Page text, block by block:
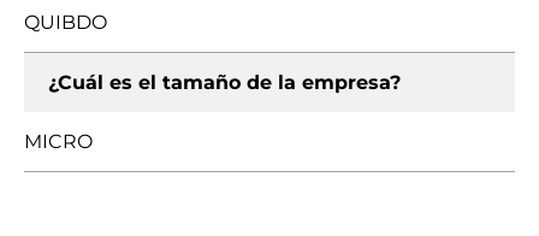
QUIBDO
¿Cuál es el tamaño de la empresa?
MICRO